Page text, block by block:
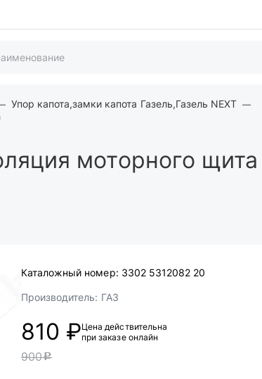
Упор капота,замки капота Газель,Газель NEXT
моторного
Каталожный номер: 3302 5312082 20
Производитель: ГАЗ
810 ₽Цена действительна
при заказе онлайн
900c